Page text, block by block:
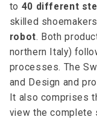
to 40 different
skilled
robot. Both
northern Italy)
processes. The
and Design and
It also comprises
view the complete